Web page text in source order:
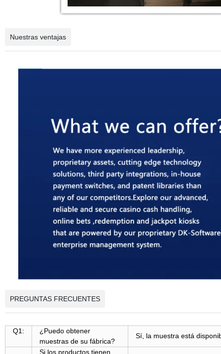
Nuestras ventajas
PREGUNTAS FRECUENTES
Q1:
¿Puedo obtener
muestras de su fábrica?
Sí, la muestra está
Si los productos tienen